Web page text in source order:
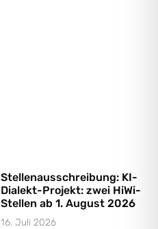
Stellenausschreibung: KI-
Dialekt-Projekt: zwei HiWi-
Stellen ab 1. August 2026
16. Juli 2026